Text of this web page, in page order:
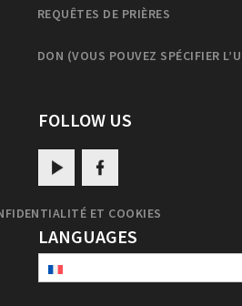
REQUÊTES DE PRIÈRES
DON (VOUS POUVEZ SPÉCIFIER
ET COOKIES
FOLLOW US
LANGUAGES